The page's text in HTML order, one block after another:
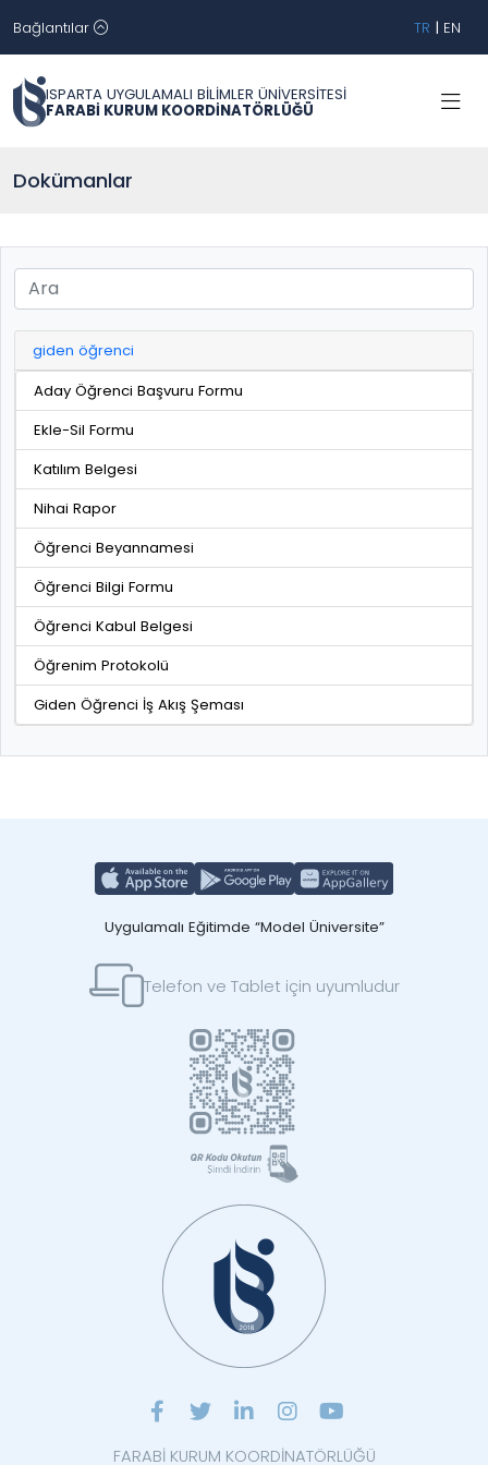
Bağlantılar TR | EN
ISPARTA UYGULAMALI BİLİMLER ÜNİVERSİTESİ
FARABİ KURUM KOORDİNATÖRLÜĞÜ
Dokümanlar
giden öğrenci
Aday Öğrenci Başvuru Formu
Ekle-Sil Formu
Katılım Belgesi
Nihai Rapor
Öğrenci Beyannamesi
Öğrenci Bilgi Formu
Öğrenci Kabul Belgesi
Öğrenim Protokolü
Giden Öğrenci İş Akış Şeması
Uygulamalı Eğitimde “Model Üniversite”
Telefon ve Tablet için uyumludur
FARABİ KURUM KOORDİNATÖRLÜĞÜ